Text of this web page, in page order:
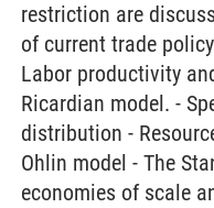
restriction are
of current trade
Labor productivity
Ricardian model. -
distribution -
Ohlin model - The
economies of scale